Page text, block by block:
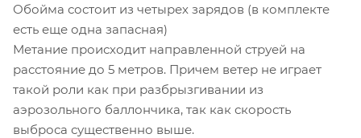
Обойма состоит из четырех зарядов (в комплекте
есть еще одна запасная)
Метание происходит направленной струей на
расстояние до 5 метров. Причем ветер не играет
такой роли как при разбрызгивании из
аэрозольного баллончика, так как скорость
выброса существенно выше.